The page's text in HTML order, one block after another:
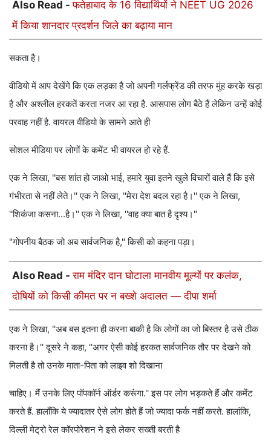
Also Read -फतेहाबाद के 16 विद्यार्थियों ने NEET UG 2026
में किया शानदार प्रदर्शन जिले का बढ़ाया मान
सकता है।
वीडियो में आप देखेंगे कि एक लड़का है जो अपनी गर्लफ्रेंड की तरफ मुंह करके खड़ा
है और अश्लील हरकतें करता नजर आ रहा है. आसपास लोग बैठे हैं लेकिन उन्हें कोई
परवाह नहीं है. वायरल वीडियो के सामने आते ही
सोशल मीडिया पर लोगों के कमेंट भी वायरल हो रहे हैं.
एक ने लिखा, ''बस शांत हो जाओ भाई, हमारे युवा इतने खुले विचारों वाले हैं कि इसे
गंभीरता से नहीं लेते।'' एक ने लिखा, ''मेरा देश बदल रहा है।'' एक ने लिखा,
''शिकंजा कसना...है।'' एक ने लिखा, ''वाह क्या बात है दृश्य।"
"गोपनीय बैठक जो अब सार्वजनिक है," किसी को कहना पड़ा।
Also Read -राम मंदिर दान घोटाला मानवीय मूल्यों पर कलंक,
दोषियों को किसी कीमत पर न बख्शे अदालत — दीपा शर्मा
एक ने लिखा, ''अब बस इतना ही करना बाकी है कि लोगों का जो बिस्तर है उसे ठीक
करना है।'' दूसरे ने कहा, ''अगर ऐसी कोई हरकत सार्वजनिक तौर पर देखने को
मिलती है तो उनके माता-पिता को लाइव शो दिखाना
चाहिए। मैं उनके लिए पॉपकॉर्न ऑर्डर करूंगा.'' इस पर लोग भड़कते हैं और कमेंट
करते हैं. हालाँकि ये ज्यादातर ऐसे लोग होते हैं जो ज्यादा फर्क नहीं करते. हालांकि,
दिल्ली मेट्रो रेल कॉरपोरेशन ने इसे लेकर सख्ती बरती है